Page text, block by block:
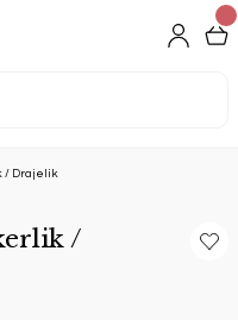
/ Drajelik
/